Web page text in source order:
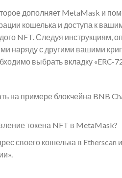
дополняет MetaMask и
кошелька и доступа к
NFT. Следуя инструкциям,
наряду с другими вашими
выбрать вкладку «ERC-
на примере блокчейна BNB
токена NFT в MetaMask?
своего кошелька в